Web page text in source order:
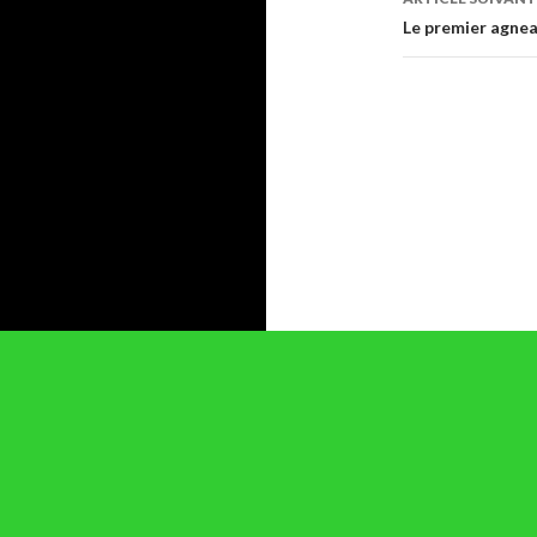
Le premier